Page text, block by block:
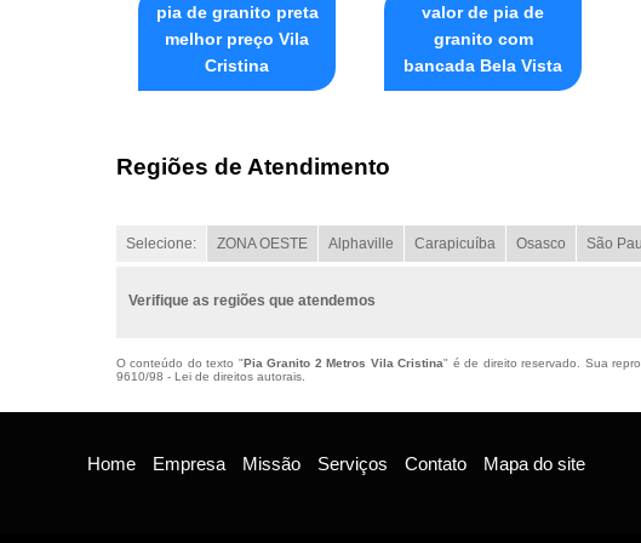
pia de granito preta
melhor preço Vila
Cristina
valor de pia de
granito com
bancada Bela Vista
Regiões de Atendimento
Selecione: ZONA OESTE Alphaville Carapicuíba Osasco São
Verifique as regiões que atendemos
O conteúdo do texto "Pia Granito 2 Metros Vila Cristina" é de direito reservado. Sua
9610/98 - Lei de direitos autorais
Home Empresa Missão Serviços Contato Mapa do site